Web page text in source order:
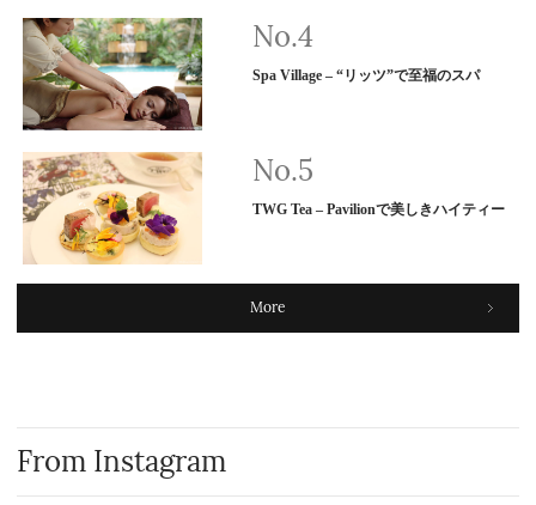
Spa Village – “リッツ”で至福のスパ
TWG Tea – Pavilionで美しきハイティー
More
From Instagram